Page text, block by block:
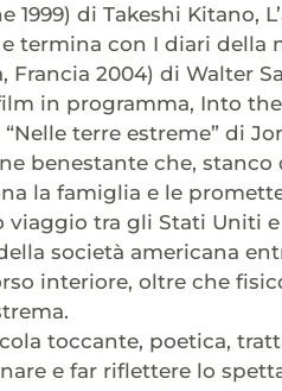
1999) di Takeshi Kitano,
termina con I diari della
Francia 2004) di Walter
in programma, Into
terre estreme” di
benestante che,
la famiglia e le
viaggio tra gli Stati Uniti
società americana
interiore, oltre che
toccante, poetica,
e far riflettere lo